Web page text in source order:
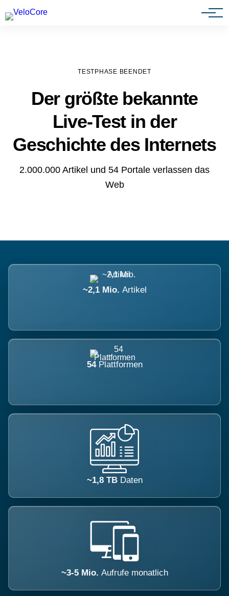
Agenturen & Webdesigner
TESTPHASE BEENDET
Der größte bekannte
Live-Test in der
Geschichte des Internets
2.000.000 Artikel und 54 Portale verlassen das
Web
~2,1 Mio. Artikel
54 Plattformen
~1,8 TB Daten
~3-5 Mio. Aufrufe monatlich